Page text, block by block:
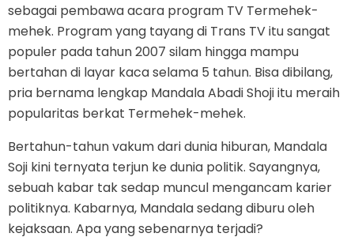
sebagai pembawa acara program TV Termehek-
mehek. Program yang tayang di Trans TV itu sangat
populer pada tahun 2007 silam hingga mampu
bertahan di layar kaca selama 5 tahun. Bisa dibilang,
pria bernama lengkap Mandala Abadi Shoji itu meraih
popularitas berkat Termehek-mehek.
Bertahun-tahun vakum dari dunia hiburan, Mandala
Soji kini ternyata terjun ke dunia politik. Sayangnya,
sebuah kabar tak sedap muncul mengancam karier
politiknya. Kabarnya, Mandala sedang diburu oleh
kejaksaan. Apa yang sebenarnya terjadi?